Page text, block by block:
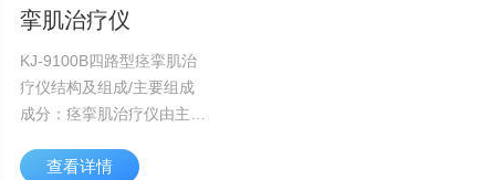
挛肌治疗仪
KJ-9100B四路型痉挛肌治
疗仪结构及组成/主要组成
成分：痉挛肌治疗仪由主
医疗器械注册证产品）三部
查看详情